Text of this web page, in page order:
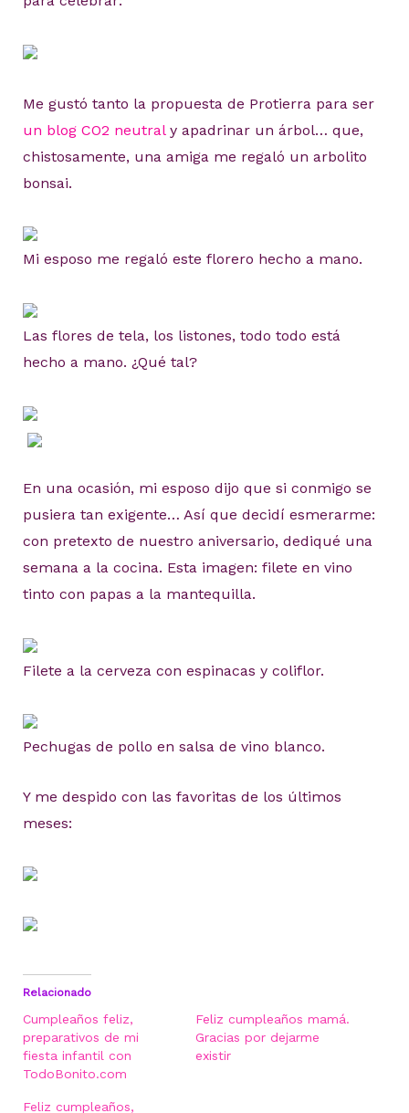
Me gustó tanto la propuesta de Protierra para ser
un blog CO2 neutraly apadrinar un árbol… que,
chistosamente, una amiga me regaló un arbolito
bonsai.
Mi esposo me regaló este florero hecho a mano.
Las flores de tela, los listones, todo todo está
hecho a mano. ¿Qué tal?
En una ocasión, mi esposo dijo que si conmigo se
pusiera tan exigente… Así que decidí esmerarme:
con pretexto de nuestro aniversario, dediqué una
semana a la cocina. Esta imagen: filete en vino
tinto con papas a la mantequilla.
Filete a la cerveza con espinacas y coliflor.
Pechugas de pollo en salsa de vino blanco.
Y me despido con las favoritas de los últimos
meses:
Relacionado
Cumpleaños feliz,
preparativos de mi
fiesta infantil con
TodoBonito.com
Feliz cumpleaños mamá.
Gracias por dejarme
existir
Feliz cumpleaños,